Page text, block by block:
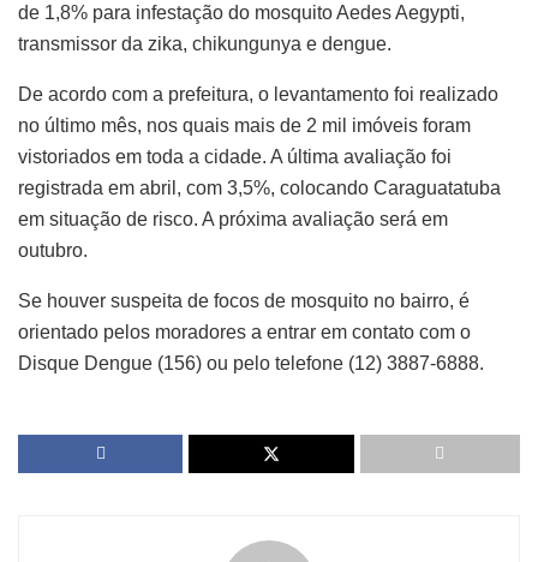
de 1,8% para infestação do mosquito Aedes Aegypti,
transmissor da zika, chikungunya e dengue.
De acordo com a prefeitura, o levantamento foi realizado
no último mês, nos quais mais de 2 mil imóveis foram
vistoriados em toda a cidade. A última avaliação foi
registrada em abril, com 3,5%, colocando Caraguatatuba
em situação de risco. A próxima avaliação será em
outubro.
Se houver suspeita de focos de mosquito no bairro, é
orientado pelos moradores a entrar em contato com o
Disque Dengue (156) ou pelo telefone (12) 3887-6888.